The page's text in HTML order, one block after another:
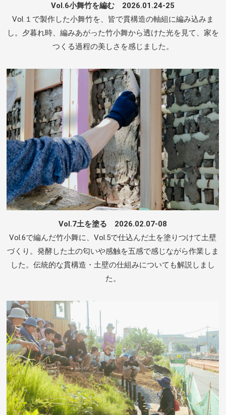
Vol.6小舞竹を編む 2026.01.24-25
Vol.１で製作した小舞竹を、皆で貫構造の軸組に編み込みま
し。夕暮れ時、編みあがった竹小舞から透けた光を見て、家を
つくる過程の美しさを感じました。
Vol.7土を塗る 2026.02.07-08
Vol.6で編んだ竹小舞に、Vol.5で仕込んだ土を塗りつけて土壁
づくり。発酵した土の匂いや感触を五感で感じながら作業しま
した。伝統的な貫構造・土壁の仕組みについても解説しまし
た。